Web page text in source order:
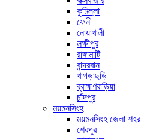
কুমিল্লা
ফেনী
নোয়াখালী
লক্ষীপুর
রাঙ্গামাটি
বান্দরবান
খাগড়াছড়ি
ব্রাহ্মণবাড়িয়া
চাঁদপুর
ময়মনসিংহ
ময়মনসিংহ জেলা শহর
শেরপুর